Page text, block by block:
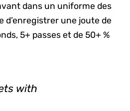
dans un uniforme des
d’enregistrer une joute de
5+ passes et de 50+ %
with